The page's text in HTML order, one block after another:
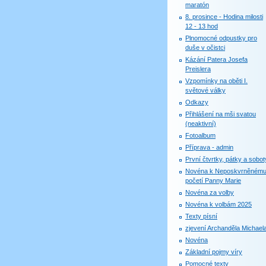
maratón
8. prosince - Hodina milosti
12 - 13 hod
Plnomocné odpustky pro
duše v očistci
Kázání Patera Josefa
Preislera
Vzpomínky na oběti I.
světové války
Odkazy
Přihlášení na mši svatou
(neaktivní)
Fotoalbum
Příprava - admin
První čtvrtky, pátky a
Novéna k Neposkvrněnému
početí Panny Marie
Novéna za volby
Novéna k volbám 2025
Texty písní
zjevení Archanděla
Novéna
Základní pojmy víry
Pomocné texty